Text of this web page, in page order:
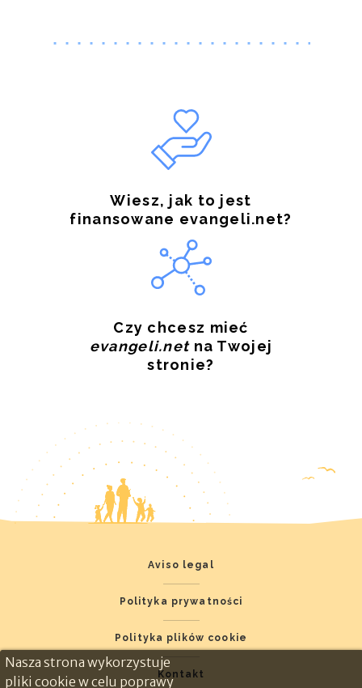
Wiesz, jak to jest
finansowane evangeli.net?
Czy chcesz mieć
evangeli.netna Twojej
stronie?
Aviso legal
Polityka prywatności
Polityka plików cookie
Kontakt
Nasza strona wykorzystuje
pliki cookie w celu poprawy